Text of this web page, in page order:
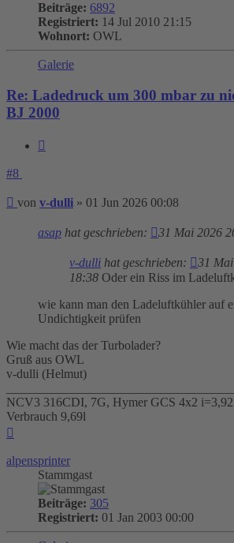
Beiträge: 6892
Registriert: 14 Jul 2010 21:15
Wohnort: OWL
Galerie
Re: Ladedruck um 300 mbar zu
BJ 2000
#8
Beitrag
von v-dulli » 01 Jun 2026 00:08
asap hat geschrieben: 31 Mai 2026
v-dulli hat geschrieben:
31
18:38 Oder ein Riss im
wie kann man den Ladeluftkühler auf
Undichtigkeit prüfen
Wie macht das der Turbolader?
Gruß aus OWL
v-dulli (Helmut)
NCV3 316CDI, 7G, Hymer GCS 4x2
Verbrauch 9,69l
alpensprinter
Stammgast
Beiträge: 305
Registriert: 01 Jan 2003 00:00